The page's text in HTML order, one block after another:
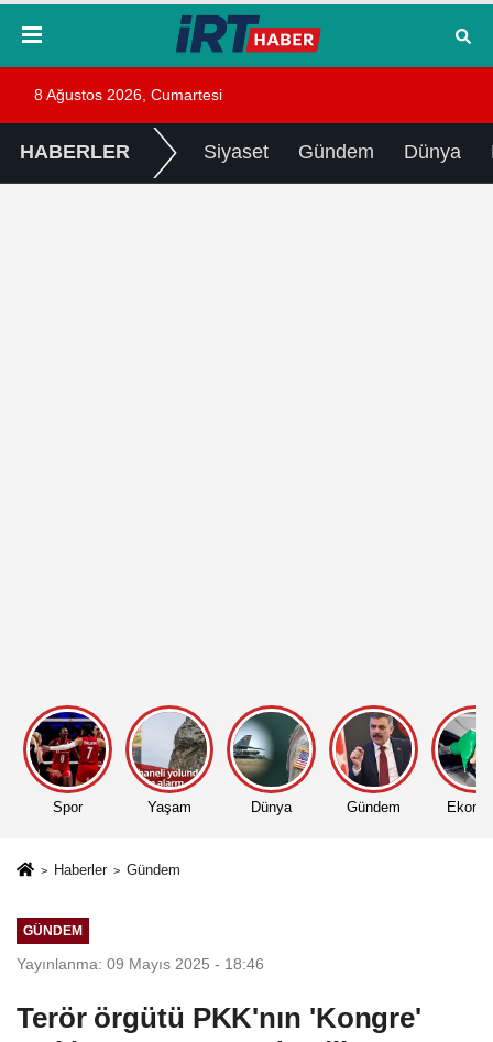
8 Ağustos 2026, Cumartesi
HABERLER Siyaset Gündem Dünya
Spor Yaşam Dünya Gündem
Haberler Gündem
GÜNDEM
Yayınlanma: 09 Mayıs 2025 - 18:46
Terör örgütü PKK'nın 'Kongre'